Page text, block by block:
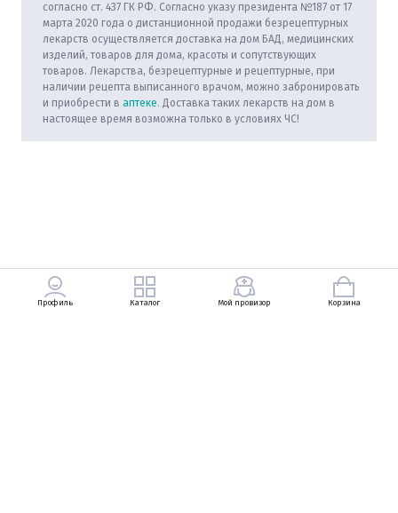
согласно ст. 437 ГК РФ. Согласно указу президента №187 от 17
марта 2020 года о дистанционной продажи безрецептурных
лекарств осуществляется доставка на дом БАД, медицинских
изделий, товаров для дома, красоты и сопутствующих
товаров. Лекарства, безрецептурные и рецептурные, при
наличии рецепта выписанного врачом, можно забронировать
и приобрести в аптеке. Доставка таких лекарств на дом в
настоящее время возможна только в условиях ЧС!
Профиль Каталог Мой провизор Корзина